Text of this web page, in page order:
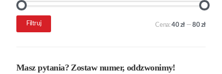
Cena
Cena
Filtruj Cena:40 zł —80 zł
Masz pytania? Zostaw numer, oddzwonimy!